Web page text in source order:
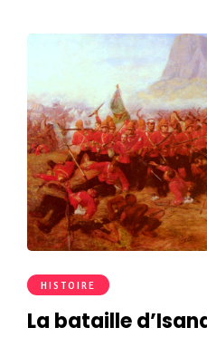
HISTOIRE
La bataille